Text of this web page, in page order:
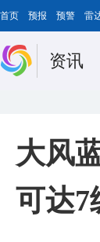
首页 预报 预警 雷
资讯
大风
可达7